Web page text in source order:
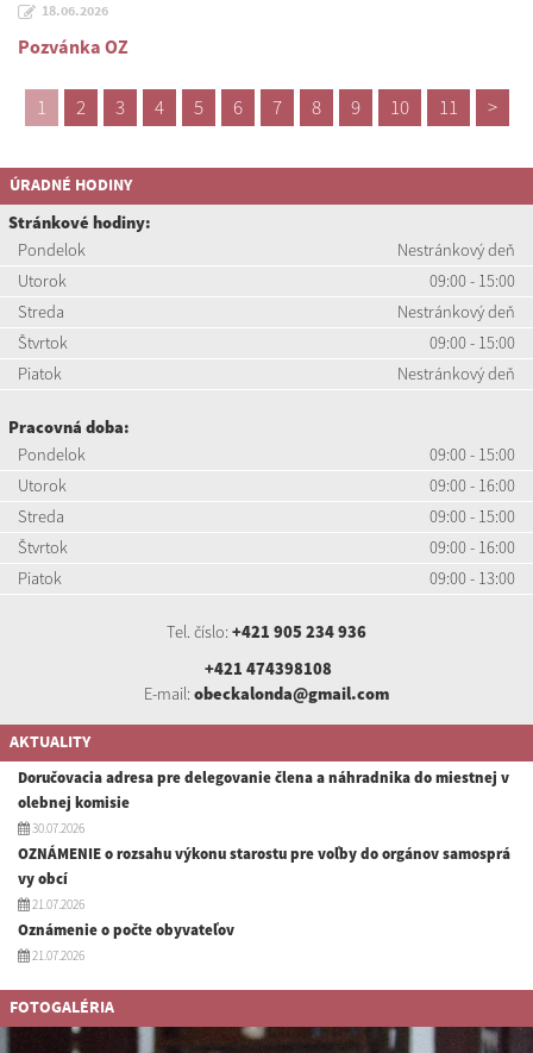
18.06.2026
Pozvánka OZ
1 2 3 4 5 6 7 8 9 10 11 >
ÚRADNÉ HODINY
Stránkové hodiny:
Pondelok
Nestránkový deň
Utorok
09:00 - 15:00
Streda
Nestránkový deň
Štvrtok
09:00 - 15:00
Piatok
Nestránkový deň
Pracovná doba:
Pondelok
09:00 - 15:00
Utorok
09:00 - 16:00
Streda
09:00 - 15:00
Štvrtok
09:00 - 16:00
Piatok
09:00 - 13:00
Tel. číslo: +421 905 234 936
+421 474398108
E-mail: obeckalonda@gmail.com
AKTUALITY
Doručovacia adresa pre delegovanie člena a náhradnika do miestnej v
olebnej komisie
30.07.2026
OZNÁMENIE o rozsahu výkonu starostu pre voľby do orgánov samosprá
vy obcí
21.07.2026
Oznámenie o počte obyvateľov
21.07.2026
FOTOGALÉRIA